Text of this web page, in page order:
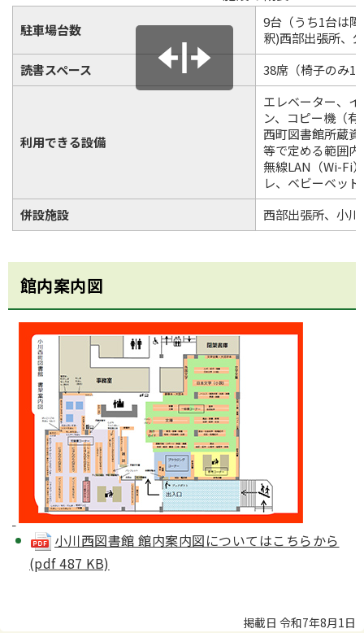
駐車場台数
9台（うち1台は
釈)西部出張所、
読書スペース
38席（椅子のみ
利用できる設備
エレベーター、
ン、コピー機（
西町図書館所蔵
等で定める範囲
無線LAN（Wi-Fi
レ、ベビーベッ
併設施設
西部出張所、小
館内案内図
小川西図書館 館内案内図についてはこちらから
(pdf 487 KB)
掲載日 令和7年8月1日